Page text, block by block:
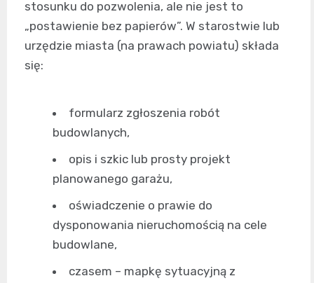
stosunku do pozwolenia, ale nie jest to
„postawienie bez papierów”. W starostwie lub
urzędzie miasta (na prawach powiatu) składa
się:
formularz zgłoszenia robót
budowlanych,
opis i szkic lub prosty projekt
planowanego garażu,
oświadczenie o prawie do
dysponowania nieruchomością na cele
budowlane,
czasem – mapkę sytuacyjną z